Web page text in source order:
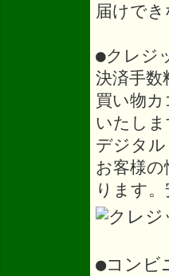
届けで
●クレジ
決済手数
買い物
いたし
デジタ
お客様
ります
●コンビ